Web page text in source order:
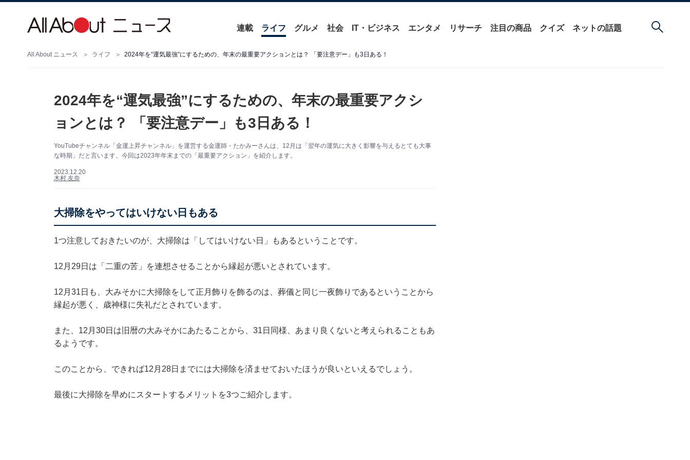
連載 ライフ グルメ 社会 IT・ビジネス エンタメ リサーチ 注目の商品 クイズ ネットの話題
All About ニュース ライフ 2024年を“運気最強”にするための、年末の最重要アクションとは？ 「要注意デー」も3日ある！
2024年を“運気最強”にするための、年末の最重要アクシ
ョンとは？ 「要注意デー」も3日ある！
YouTubeチャンネル「金運上昇チャンネル」を運営する金運師・たかみーさんは、12月は「翌年の運気に大きく影響を与えるとても大事
な時期」だと言います。今回は2023年年末までの「最重要アクション」を紹介します。
2023.12.20
木村 友奈
大掃除をやってはいけない日もある
1つ注意しておきたいのが、大掃除は「してはいけない日」もあるということです。
12月29日は「二重の苦」を連想させることから縁起が悪いとされています。
12月31日も、大みそかに大掃除をして正月飾りを飾るのは、葬儀と同じ一夜飾りであるということから
縁起が悪く、歳神様に失礼だとされています。
また、12月30日は旧暦の大みそかにあたることから、31日同様、あまり良くないと考えられることもあ
るようです。
このことから、できれば12月28日までには大掃除を済ませておいたほうが良いといえるでしょう。
最後に大掃除を早めにスタートするメリットを3つご紹介します。